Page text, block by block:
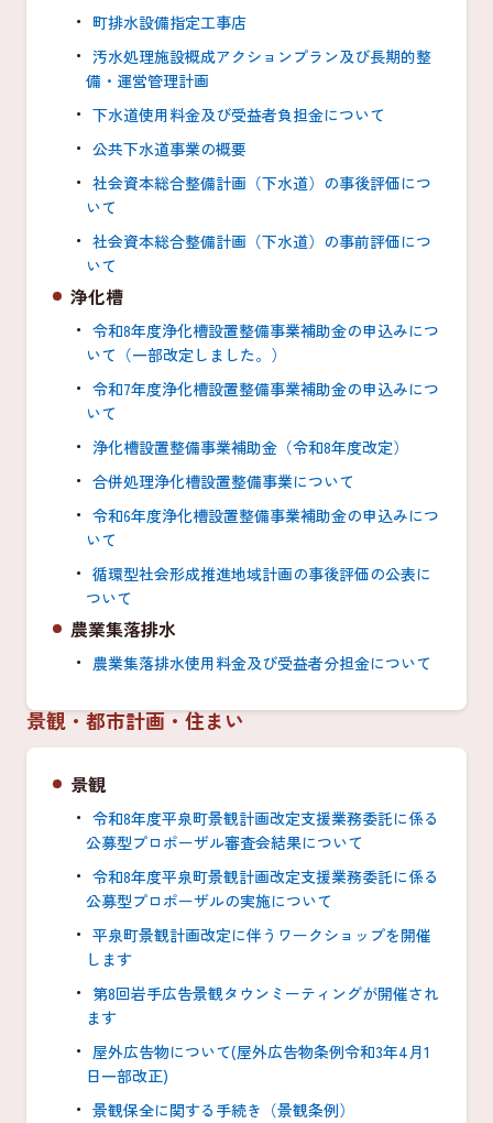
町排水設備指定工事店
汚水処理施設概成アクションプラン及び長期的整
備・運営管理計画
下水道使用料金及び受益者負担金について
公共下水道事業の概要
社会資本総合整備計画（下水道）の事後評価につ
いて
社会資本総合整備計画（下水道）の事前評価につ
いて
浄化槽
令和8年度浄化槽設置整備事業補助金の申込みにつ
いて（一部改定しました。）
令和7年度浄化槽設置整備事業補助金の申込みにつ
いて
浄化槽設置整備事業補助金（令和8年度改定）
合併処理浄化槽設置整備事業について
令和6年度浄化槽設置整備事業補助金の申込みにつ
いて
循環型社会形成推進地域計画の事後評価の公表に
ついて
農業集落排水
農業集落排水使用料金及び受益者分担金について
景観・都市計画・住まい
景観
令和8年度平泉町景観計画改定支援業務委託に係る
公募型プロポーザル審査会結果について
令和8年度平泉町景観計画改定支援業務委託に係る
公募型プロポーザルの実施について
平泉町景観計画改定に伴うワークショップを開催
します
第8回岩手広告景観タウンミーティングが開催され
ます
屋外広告物について(屋外広告物条例令和3年4月1
日一部改正)
景観保全に関する手続き（景観条例）